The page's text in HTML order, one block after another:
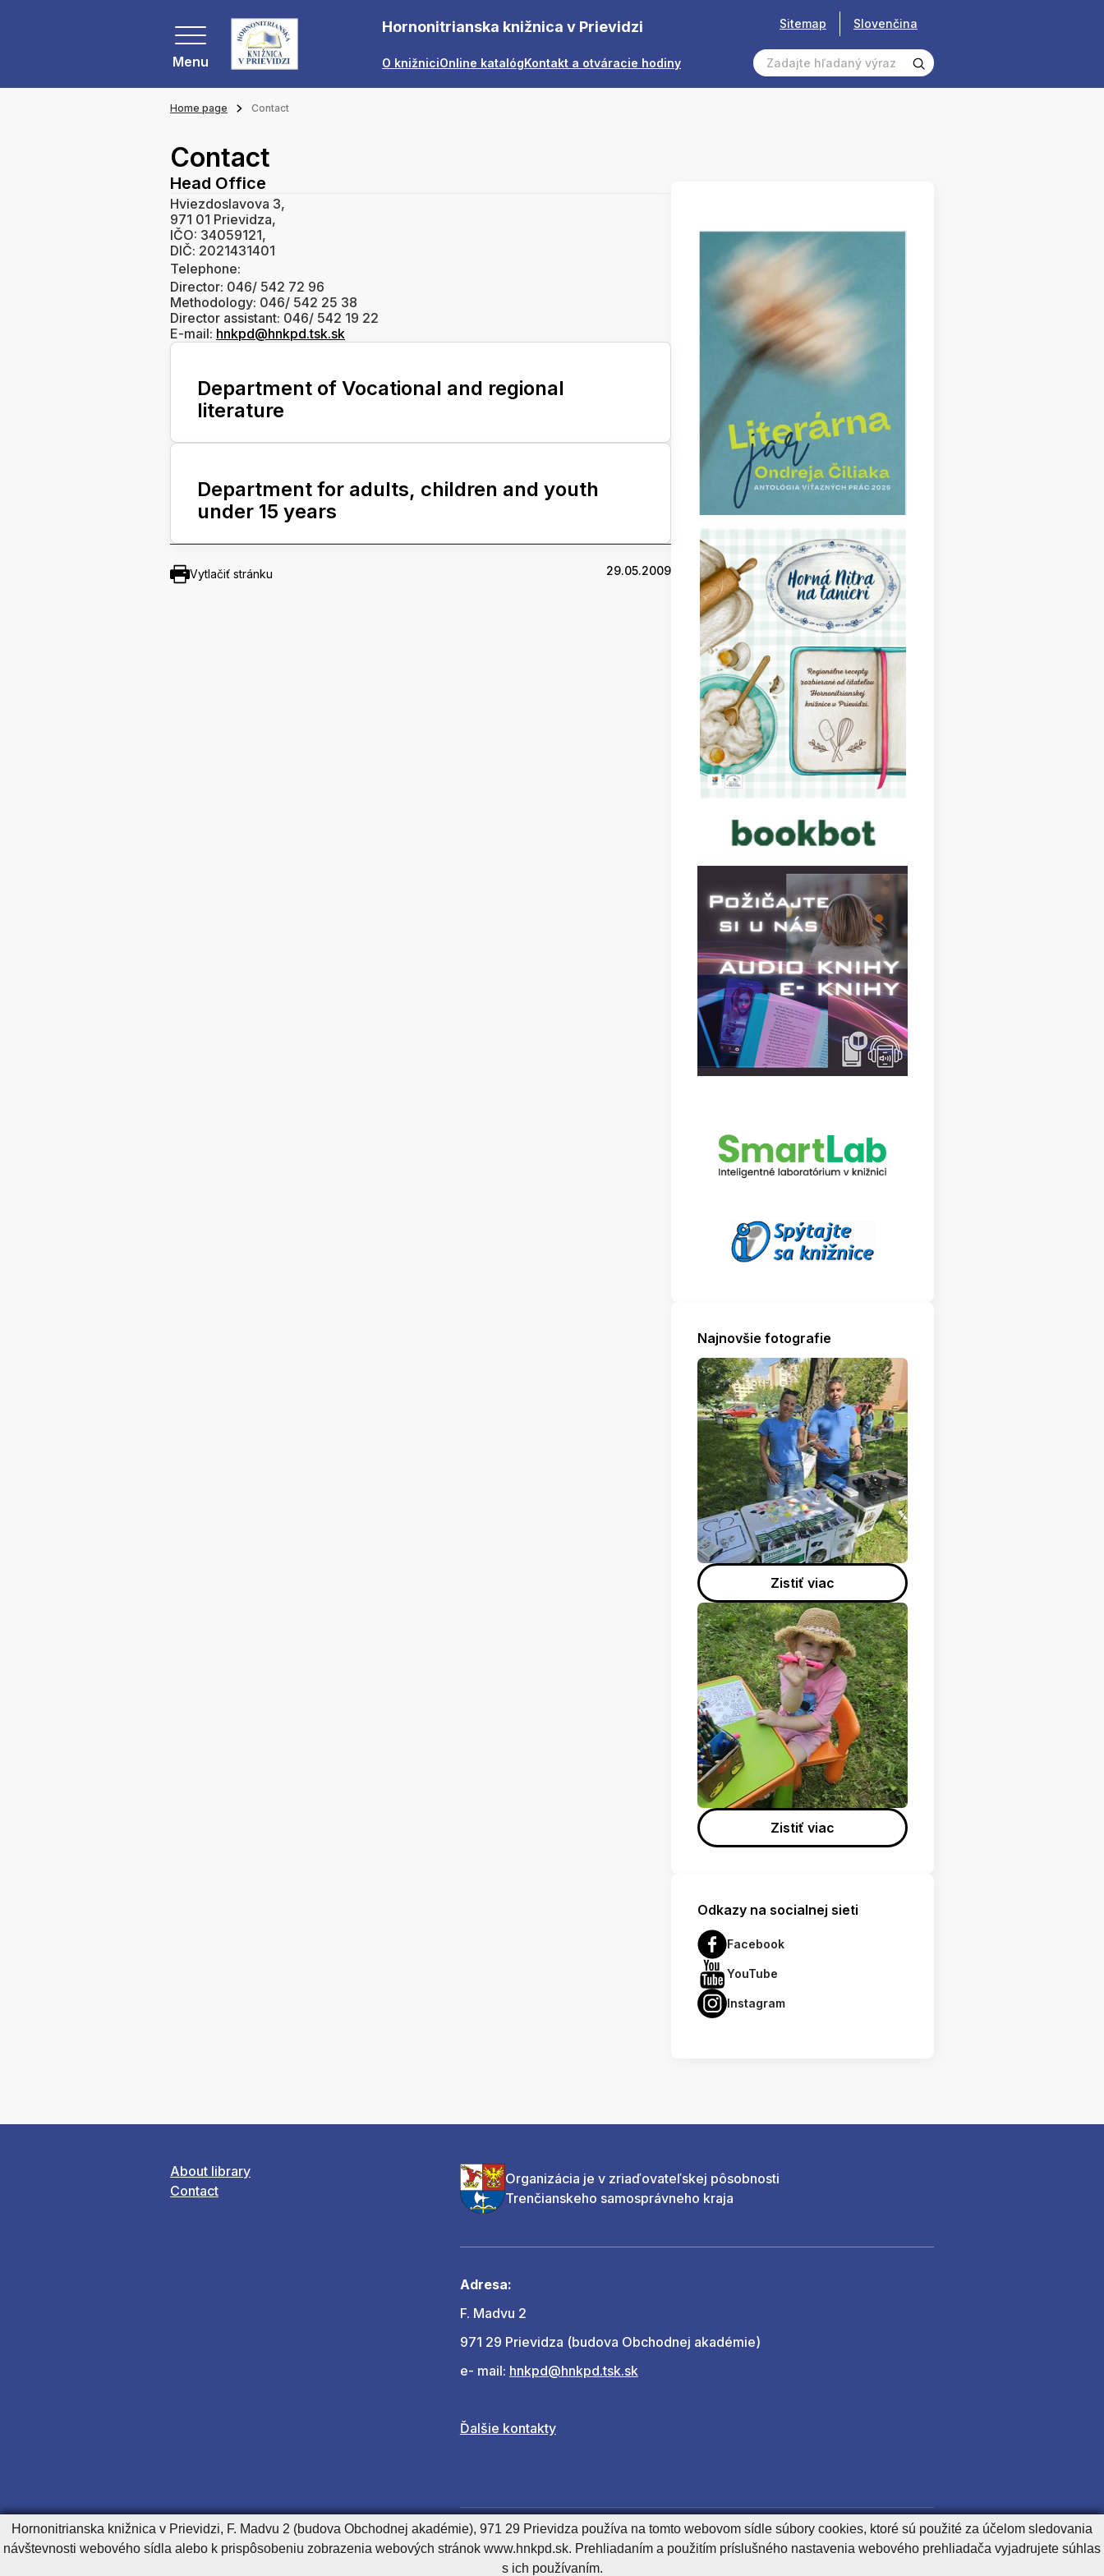
Menu
Hornonitrianska knižnica v Prievidzi
O knižniciOnline katalógKontakt a otváracie hodiny
Sitemap Slovenčina
Home page Contact
Contact
Head Office
Hviezdoslavova 3,
971 01 Prievidza,
IČO: 34059121,
DIČ: 2021431401
Telephone:
Director: 046/ 542 72 96
Methodology: 046/ 542 25 38
Director assistant: 046/ 542 19 22
E-mail: hnkpd@hnkpd.tsk.sk
Department of Vocational and regional
literature
Department for adults, children and youth
under 15 years
Vytlačiť stránku 29.05.2009
Najnovšie fotografie
Zistiť viac
Zistiť viac
Odkazy na socialnej sieti
Facebook
YouTube
Instagram
About library
Contact
Organizácia je v zriaďovateľskej pôsobnosti
Trenčianskeho samosprávneho kraja
Adresa:
F. Madvu 2
971 29 Prievidza (budova Obchodnej akadémie)
e- mail: hnkpd@hnkpd.tsk.sk
Ďalšie kontakty
Declaration of accessibility Technical operator
Content manager
GenerujeCMS BUXUS
Hornonitrianska knižnica v Prievidzi, F. Madvu 2 (budova Obchodnej akadémie), 971 29 Prievidza používa na tomto webovom sídle súbory cookies, ktoré sú použité za účelom sledovania
návštevnosti webového sídla alebo k prispôsobeniu zobrazenia webových stránok www.hnkpd.sk. Prehliadaním a použitím príslušného nastavenia webového prehliadača vyjadrujete súhlas
s ich používaním.